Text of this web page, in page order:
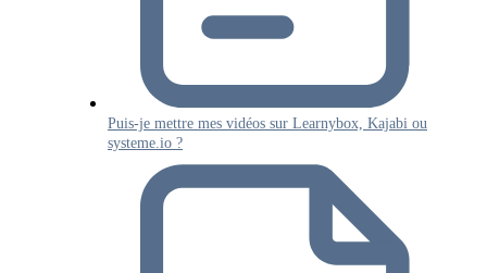
Puis-je mettre mes vidéos sur Learnybox, Kajabi ou
systeme.io ?